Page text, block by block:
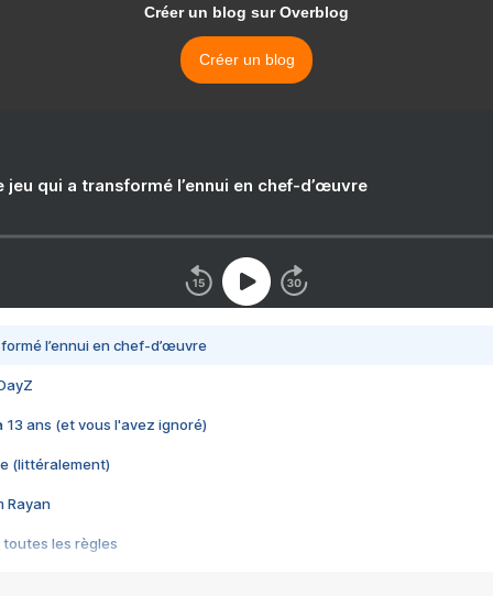
Créer un blog sur Overblog
Créer un blog
jeu qui a transformé l’ennui en chef-d’œuvre
l’ennui en chef-d’œuvre
13 ans (et vous l'avez ignoré)
(littéralement)
Rayan
toutes les règles